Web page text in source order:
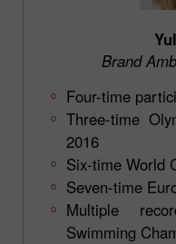
Brand
Four-time
Three-time
2016
Six-time World
Seven-time
Multiple
Swimming